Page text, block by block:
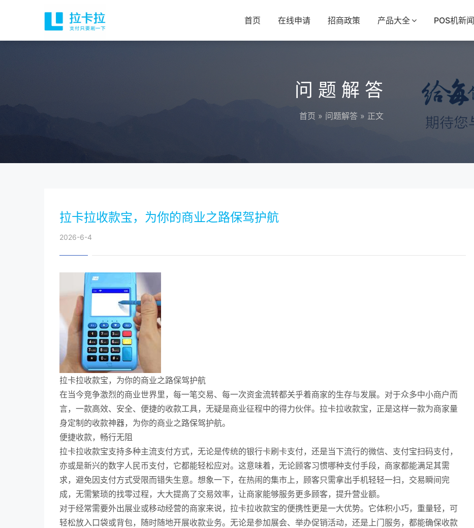
首页 在线申请 招商政策 产品大全 POS机新闻
问题解答
首页 » 问题解答 » 正文
拉卡拉收款宝，为你的商业之路保驾护航
2026-6-4
拉卡拉收款宝，为你的商业之路保驾护航
在当今竞争激烈的商业世界里，每一笔交易、每一次资金流转都关乎着商家的生存与发展。对于众多中小商户而
言，一款高效、安全、便捷的收款工具，无疑是商业征程中的得力伙伴。拉卡拉收款宝，正是这样一款为商家量
身定制的收款神器，为你的商业之路保驾护航。
便捷收款，畅行无阻
拉卡拉收款宝支持多种主流支付方式，无论是传统的银行卡刷卡支付，还是当下流行的微信、支付宝扫码支付，
亦或是新兴的数字人民币支付，它都能轻松应对。这意味着，无论顾客习惯哪种支付手段，商家都能满足其需
求，避免因支付方式受限而错失生意。想象一下，在热闹的集市上，顾客只需拿出手机轻轻一扫，交易瞬间完
成，无需繁琐的找零过程，大大提高了交易效率，让商家能够服务更多顾客，提升营业额。
对于经常需要外出展业或移动经营的商家来说，拉卡拉收款宝的便携性更是一大优势。它体积小巧，重量轻，可
轻松放入口袋或背包，随时随地开展收款业务。无论是参加展会、举办促销活动，还是上门服务，都能确保收款